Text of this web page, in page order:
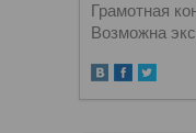
Грамотная
Возможна